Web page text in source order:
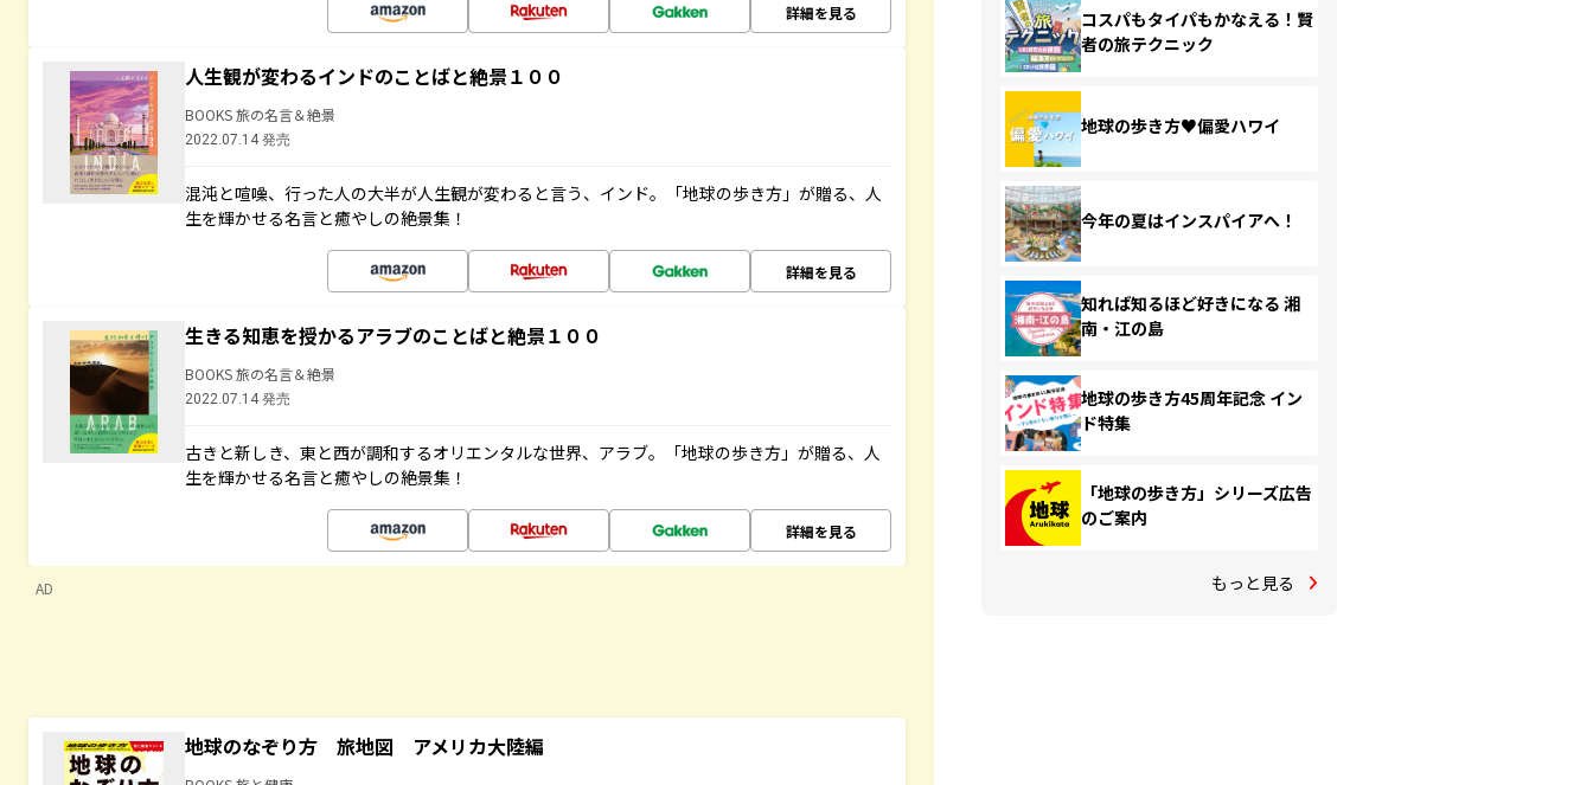
詳細を見る
人生観が変わるインドのことばと絶景１００
BOOKS 旅の名言＆絶景
2022.07.14 発売
混沌と喧噪、行った人の大半が人生観が変わると言う、インド。「地球の歩き方」が贈る、人
生を輝かせる名言と癒やしの絶景集！
詳細を見る
生きる知恵を授かるアラブのことばと絶景１００
BOOKS 旅の名言＆絶景
2022.07.14 発売
古きと新しき、東と西が調和するオリエンタルな世界、アラブ。「地球の歩き方」が贈る、人
生を輝かせる名言と癒やしの絶景集！
詳細を見る
AD
地球のなぞり方 旅地図 アメリカ大陸編
コスパもタイパもかなえる！賢
者の旅テクニック
地球の歩き方♥偏愛ハワイ
今年の夏はインスパイアへ！
知れば知るほど好きになる 湘
南・江の島
地球の歩き方45周年記念 イン
ド特集
「地球の歩き方」シリーズ広告
のご案内
もっと見る